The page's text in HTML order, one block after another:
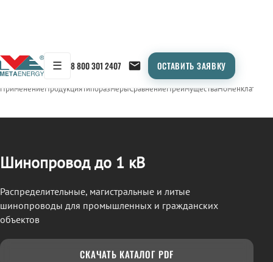
☰ 8 800 301 2407 ОСТАВИТЬ ЗАЯВКУ
← Продукция/ШИНОПРОВОД
ПрименениеПродукцияТипоразмерыСравнениеПреимуществаНоменклатура
Шинопровод до 1 кВ
Распределительные, магистральные и литые
шинопроводы для промышленных и гражданских
объектов
СКАЧАТЬ КАТАЛОГ PDF